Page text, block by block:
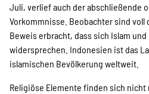
Werde
Juli, verlief auch der abschließende
Vorkommnisse. Beobachter sind voll
Beweis erbracht, dass sich Islam
widersprechen. Indonesien ist das
islamischen Bevölkerung weltweit.
Religiöse Elemente finden sich